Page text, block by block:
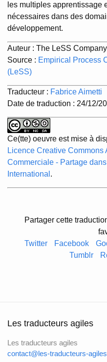
les multiples apprentissage
nécessaires dans des
développement.
Auteur : The LeSS
Source : Empirical Process
(LeSS)
Traducteur : Fabrice Aimetti
Date de traduction : 24/12/
Ce(tte) oeuvre est mise à
Licence Creative Commons
Commerciale - Partage
International .
Partager cette
Twitter
Facebook
Tumblr
Les traducteurs agiles
Les traducteurs agiles
contact@les-traducteurs-